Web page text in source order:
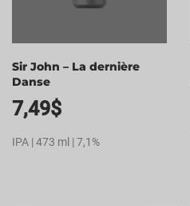
Sir John – La dernière
Danse
7,49$
IPA | 473 ml | 7,1%